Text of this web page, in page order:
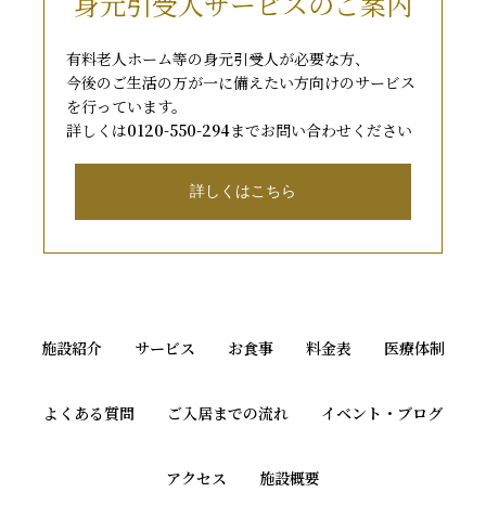
有料老人ホーム等の身元引受人が必要な方、
今後のご生活の万が一に備えたい方向けのサービス
を行っています。
詳しくは0120-550-294までお問い合わせください
詳しくはこちら
施設紹介 サービス お食事 料金表 医療体制
よくある質問 ご入居までの流れ イベント・ブログ
アクセス 施設概要